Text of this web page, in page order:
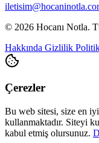
© 2026 Hocanı Notla.
Hakkında Gizlilik
Çerezler
Bu web sitesi, size en
kullanmaktadır. Siteyi
kabul etmiş olursunuz.